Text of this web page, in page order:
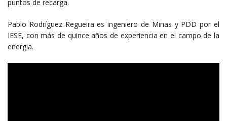
puntos de recarga.
Pablo Rodríguez Regueira es ingeniero de Minas y PDD por el
IESE, con más de quince años de experiencia en el campo de la
energía.